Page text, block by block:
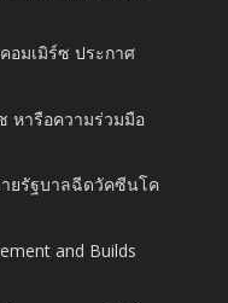
อมเมิร์ซ ประกาศ
ารือความร่วมมือ
ยรัฐบาลฉีดวัคซีนโค
and Builds